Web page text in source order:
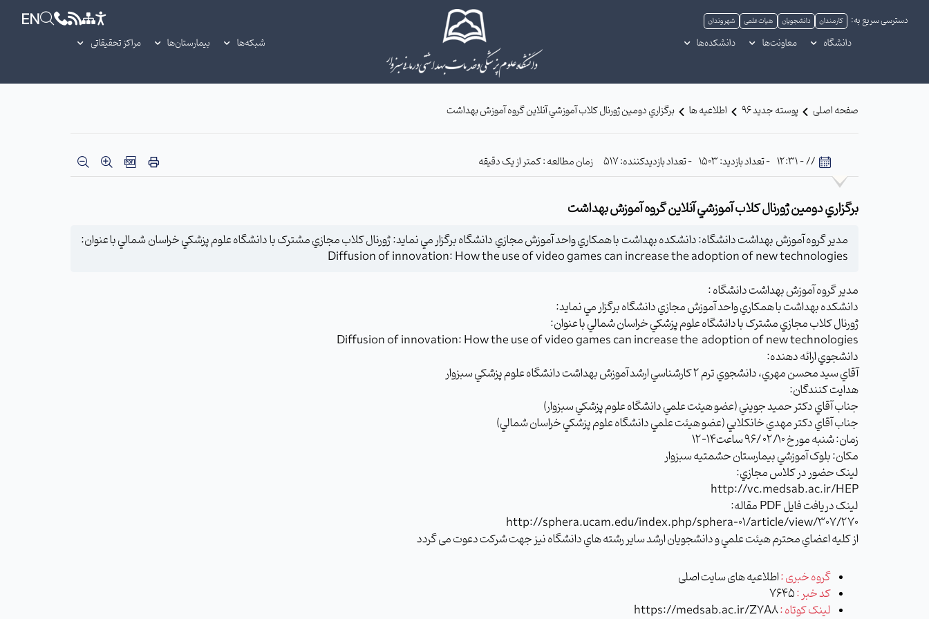
دسترسی سریع به: کارمندان دانشجویان هیات علمی شهروندان EN
دانشگاه معاونت‌ها دانشکده‌ها شبکه‌ها بیمارستان‌ها مراکز تحقیقاتی
صفحه اصلی پوسته جدید 96 اطلاعیه ها برگزاري دومين ژورنال کلاب آموزشي آنلاين گروه آموزش بهداشت
// - 12:31 - تعداد بازدید: 1503 - تعداد بازدیدکننده: 517 زمان مطالعه : کمتر از یک دقیقه
برگزاري دومين ژورنال کلاب آموزشي آنلاين گروه آموزش بهداشت
مدير گروه آموزش بهداشت دانشگاه: دانشکده بهداشت با همکاري واحد آموزش مجازي دانشگاه برگزار مي نمايد: ژورنال کلاب مجازي مشترک با دانشگاه علوم پزشکي خراسان شمالي با عنوان:
Diffusion of innovation: How the use of video games can increase the adoption of new technologies
مدير گروه آموزش بهداشت دانشگاه :
دانشکده بهداشت با همکاري واحد آموزش مجازي دانشگاه برگزار مي نمايد:
ژورنال کلاب مجازي مشترک با دانشگاه علوم پزشکي خراسان شمالي با عنوان:
Diffusion of innovation: How the use of video games can increase the adoption of new technologies
دانشجوي ارائه دهنده:
آقاي سيد محسن مهري، دانشجوي ترم 2 کارشناسي ارشد آموزش بهداشت دانشگاه علوم پزشکي سبزوار
هدايت کنندگان:
جناب آقاي دکتر حميد جويني (عضو هيئت علمي دانشگاه علوم پزشکي سبزوار)
جناب آقاي دکتر مهدي خانکلابي (عضو هيئت علمي دانشگاه علوم پزشکي خراسان شمالي)
زمان: شنبه مورخ 02/10 /96 ساعت14-12
مکان: بلوک آموزشي بيمارستان حشمتيه سبزوار
لينک حضور در کلاس مجازي:
http://vc.medsab.ac.ir/HEP
لينک دريافت فايل PDF مقاله:
http://sphera.ucam.edu/index.php/sphera-01/article/view/307/270
از کليه اعضاي محترم هيئت علمي و دانشجويان ارشد ساير رشته هاي دانشگاه نيز جهت شرکت دعوت می گردد
گروه خبری :اطلاعیه های سایت اصلی
کد خبر :7645
لینک کوتاه : https://medsab.ac.ir/Z7A8